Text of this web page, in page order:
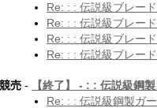
Re: : : 伝説級ブレー
Re: : : 伝説級ブレー
Re: : : 伝説級ブレー
Re: : : 伝説級ブレー
競売 - 【終了】 - : : 伝説級鋼
Re: : : 伝説級鋼製ガ